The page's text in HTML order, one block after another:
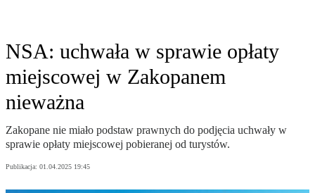
NSA: uchwała w sprawie opłaty
miejscowej w Zakopanem
nieważna
Zakopane nie miało podstaw prawnych do podjęcia uchwały w
sprawie opłaty miejscowej pobieranej od turystów.
Publikacja: 01.04.2025 19:45